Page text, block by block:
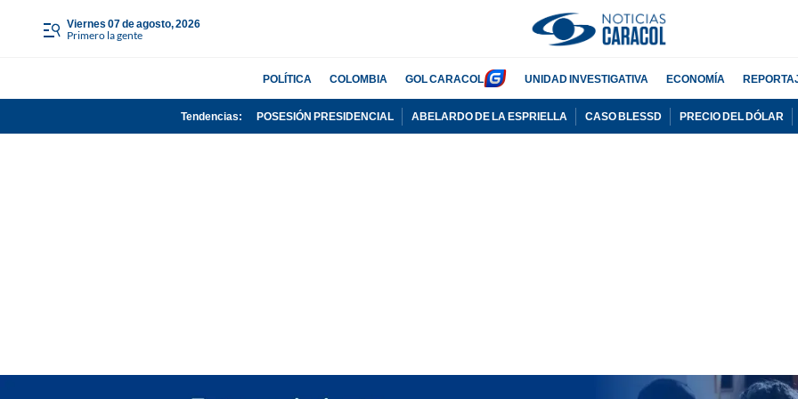
viernes 07 de agosto, 2026
Primero la gente
POLÍTICA COLOMBIA GOL CARACOL UNIDAD INVESTIGATIVA ECONOMÍA
Tendencias: POSESIÓN PRESIDENCIAL ABELARDO DE LA ESPRIELLA CASO BLESSD PRECIO DEL DÓLAR